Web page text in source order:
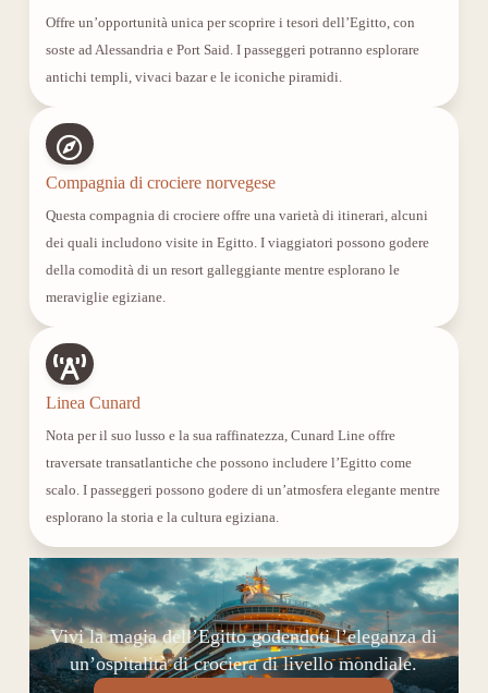
Offre un’opportunità unica per scoprire i tesori dell’Egitto, con
soste ad Alessandria e Port Said. I passeggeri potranno esplorare
antichi templi, vivaci bazar e le iconiche piramidi.
Compagnia di crociere norvegese
Questa compagnia di crociere offre una varietà di itinerari, alcuni
dei quali includono visite in Egitto. I viaggiatori possono godere
della comodità di un resort galleggiante mentre esplorano le
meraviglie egiziane.
Linea Cunard
Nota per il suo lusso e la sua raffinatezza, Cunard Line offre
traversate transatlantiche che possono includere l’Egitto come
scalo. I passeggeri possono godere di un’atmosfera elegante mentre
esplorano la storia e la cultura egiziana.
Vivi la magia dell’Egitto godendoti l’eleganza di
un’ospitalità di crociera di livello mondiale.